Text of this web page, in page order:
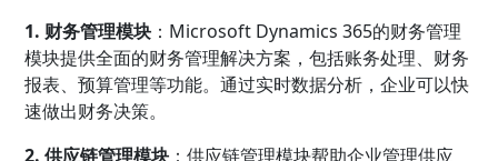
1. 财务管理模块 ：Microsoft Dynamics 365的财务管理
模块提供全面的财务管理解决方案，包括账务处理、财务
报表、预算管理等功能。通过实时数据分析，企业可以快
速做出财务决策。
2. 供应链管理模块 ：供应链管理模块帮助企业管理供应